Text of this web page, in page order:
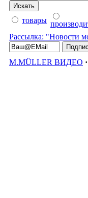
товары
Рассылка: "Новости
M.MÜLLER ВИДЕО ·